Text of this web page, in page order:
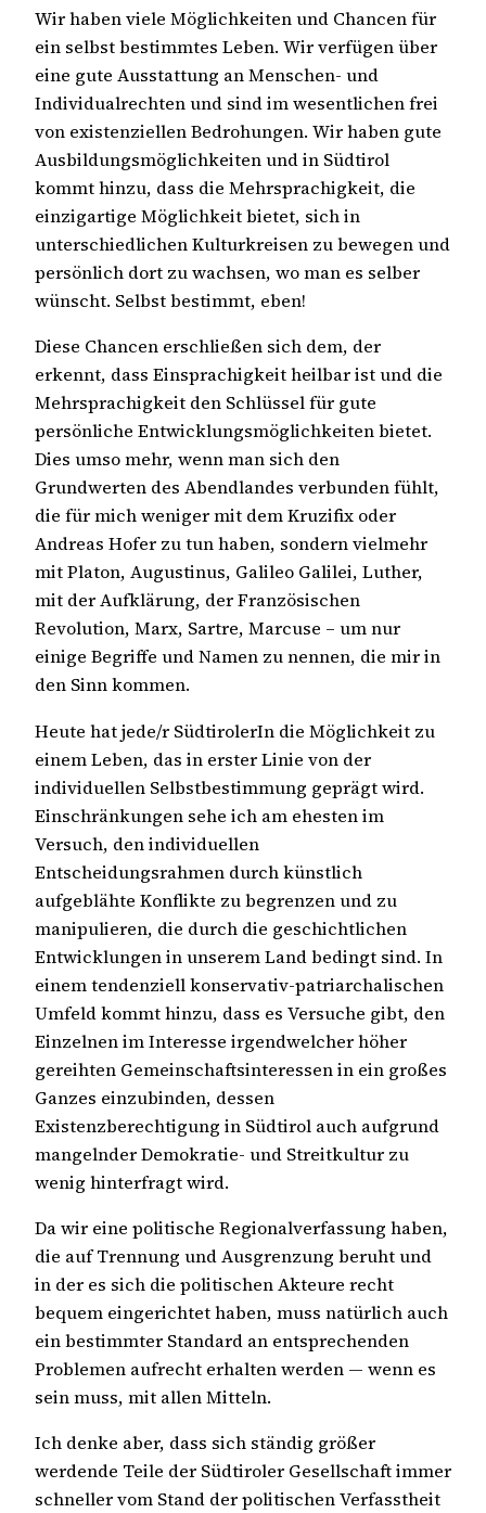
Wir haben viele Möglichkeiten und Chancen für
ein selbst bestimmtes Leben. Wir verfügen über
eine gute Ausstattung an Menschen- und
Individualrechten und sind im wesentlichen frei
von existenziellen Bedrohungen. Wir haben gute
Ausbildungsmöglichkeiten und in Südtirol
kommt hinzu, dass die Mehrsprachigkeit, die
einzigartige Möglichkeit bietet, sich in
unterschiedlichen Kulturkreisen zu bewegen und
persönlich dort zu wachsen, wo man es selber
wünscht. Selbst bestimmt, eben!
Diese Chancen erschließen sich dem, der
erkennt, dass Einsprachigkeit heilbar ist und die
Mehrsprachigkeit den Schlüssel für gute
persönliche Entwicklungsmöglichkeiten bietet.
Dies umso mehr, wenn man sich den
Grundwerten des Abendlandes verbunden fühlt,
die für mich weniger mit dem Kruzifix oder
Andreas Hofer zu tun haben, sondern vielmehr
mit Platon, Augustinus, Galileo Galilei, Luther,
mit der Aufklärung, der Französischen
Revolution, Marx, Sartre, Marcuse – um nur
einige Begriffe und Namen zu nennen, die mir in
den Sinn kommen.
Heute hat jede/r SüdtirolerIn die Möglichkeit zu
einem Leben, das in erster Linie von der
individuellen Selbstbestimmung geprägt wird.
Einschränkungen sehe ich am ehesten im
Versuch, den individuellen
Entscheidungsrahmen durch künstlich
aufgeblähte Konflikte zu begrenzen und zu
manipulieren, die durch die geschichtlichen
Entwicklungen in unserem Land bedingt sind. In
einem tendenziell konservativ-patriarchalischen
Umfeld kommt hinzu, dass es Versuche gibt, den
Einzelnen im Interesse irgendwelcher höher
gereihten Gemeinschaftsinteressen in ein großes
Ganzes einzubinden, dessen
Existenzberechtigung in Südtirol auch aufgrund
mangelnder Demokratie- und Streitkultur zu
wenig hinterfragt wird.
Da wir eine politische Regionalverfassung haben,
die auf Trennung und Ausgrenzung beruht und
in der es sich die politischen Akteure recht
bequem eingerichtet haben, muss natürlich auch
ein bestimmter Standard an entsprechenden
Problemen aufrecht erhalten werden — wenn es
sein muss, mit allen Mitteln.
Ich denke aber, dass sich ständig größer
werdende Teile der Südtiroler Gesellschaft immer
schneller vom Stand der politischen Verfasstheit